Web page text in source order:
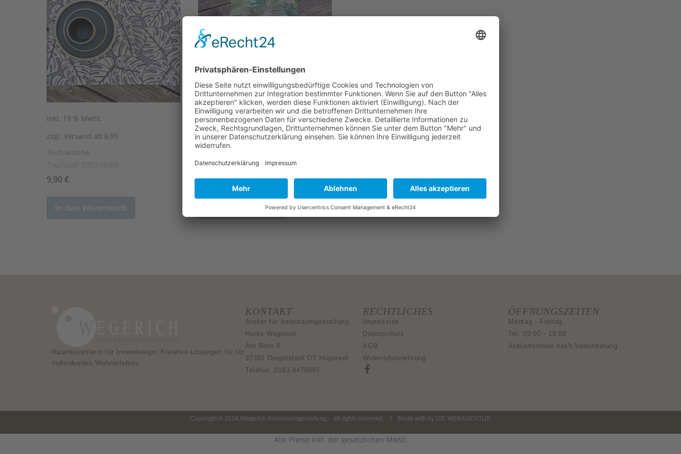
inkl. 19 % MwSt.
zzgl. Versand ab 6,95
Tischwäsche
9,90 €
inkl. 19 % MwSt.
zzgl. Versand ab 6,95
Tischläufer 9586 Fb. 40
29,95€24,99€
In den Warenkorb
Raumkünstlerin für Innendesign: Kreative Lösungen für Ihr
individuelles Wohnerlebnis
KONTAKT
Atelier für Innenraumgestaltung
Heike Wegerich
Am Born 9
37351 Dingelstädt OT Hüpstedt
Telefon: 0163 8479897
RECHTLICHES
Impressum
Datenschutz
AGB
Widerrufsbelehrung
ÖFFNUNGSZEITEN
Montag - Freitag
Tel. 09:00 - 18:00
Ateliertermine nach Vereinbarung
Copyright © 2024 Wegerich Innenraumgestaltung - all rights reserved I Made with by DIE WEBAGENTUR
Alle Preise inkl. der gesetzlichen MwSt.